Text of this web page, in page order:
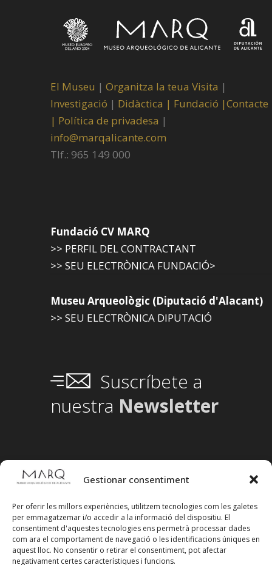
Gestionar consentiment
Per oferir les millors experiències, utilitzem tecnologies com les galetes
per emmagatzemar i/o accedir a la informació del dispositiu. El
consentiment d'aquestes tecnologies ens permetrà processar dades
com ara el comportament de navegació o les identificacions úniques en
aquest lloc. No consentir o retirar el consentiment, pot afectar
negativament certes característiques i funcions.
El Museu | Organitza la teua Visita |
Investigació | Didàctica | Fundació |Contacte
| Política de privadesa |
info@marqalicante.com
Tlf.: 965 149 000
Fundació CV MARQ
>> PERFIL DEL CONTRACTANT
>> SEU ELECTRÒNICA FUNDACIÓ>
Museu Arqueològic (Diputació d'Alacant)
>> SEU ELECTRÒNICA DIPUTACIÓ
Suscríbete a
nuestra Newsletter